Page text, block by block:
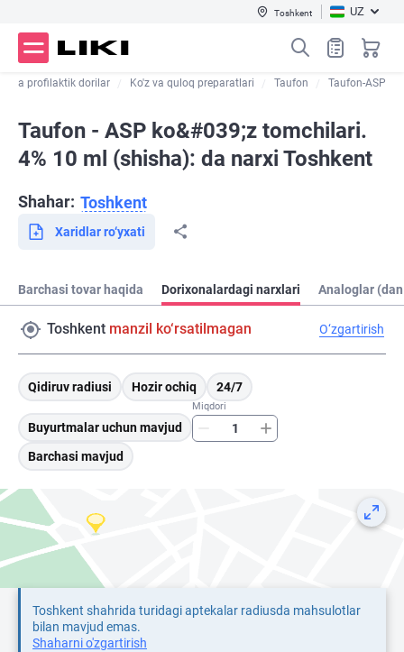
Toshkent UZ
va profilaktik dorilar Ko'z va quloq preparatlari Taufon Taufon-ASP
Taufon - ASP ko&#039;z tomchilari.
4% 10 ml (shisha): da narxi Toshkent
Shahar: Toshkent
Xaridlar ro‘yxati
Barchasi tovar haqida Dorixonalardagi narxlari Analoglar
Toshkent manzil ko‘rsatilmagan O‘zgartirish
Qidiruv radiusi Hozir ochiq 24/7
Buyurtmalar uchun mavjud
Miqdori
Barchasi mavjud
Toshkent shahrida turidagi aptekalar radiusda mahsulotlar
bilan mavjud emas.
Shaharni o'zgartirish